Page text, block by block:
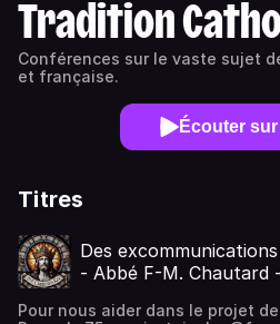
Tradition
Conférences sur le vaste sujet
et française.
Écouter
Titres
Des
- Abbé F-M. Chautard
Pour nous aider dans le projet